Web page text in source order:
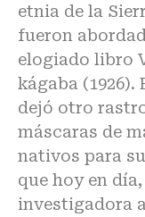
etnia de la
fueron
elogiado libro
kágaba (1926).
dejó otro
máscaras de
nativos para
que hoy en
investigadora